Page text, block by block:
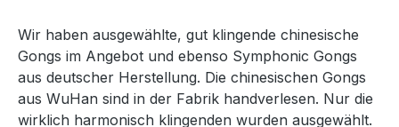
Wir haben ausgewählte, gut klingende chinesische
Gongs im Angebot und ebenso Symphonic Gongs
aus deutscher Herstellung. Die chinesischen Gongs
aus WuHan sind in der Fabrik handverlesen. Nur die
wirklich harmonisch klingenden wurden ausgewählt.